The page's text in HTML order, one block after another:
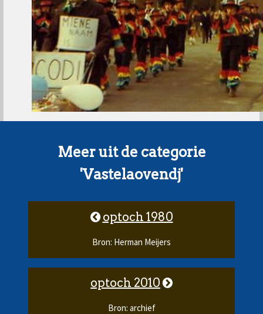
Meer uit de categorie
'Vastelaovendj'
optoch 1980
Bron: Herman Meijers
optoch 2010
Bron: archief